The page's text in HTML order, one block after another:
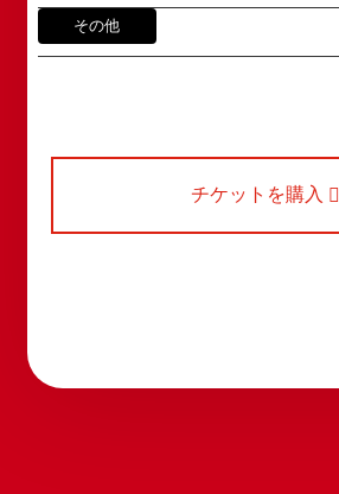
その他
チケットを購入 
中心である東京・大阪で復活させ
スタートさせたいと考えております
2019年1月1日 心斎橋角座 開業
ホームページに関するご意見・
webmaster@shochikugeino.jp